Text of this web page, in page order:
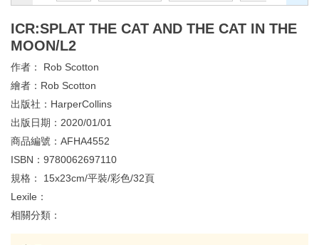
ICR:SPLAT THE CAT AND THE CAT IN THE
MOON/L2
作者： Rob Scotton
繪者： Rob Scotton
出版社： HarperCollins
出版日期： 2020/01/01
商品編號： AFHA4552
ISBN： 9780062697110
規格： 15x23cm/平裝/彩色/32頁
Lexile：
相關分類：